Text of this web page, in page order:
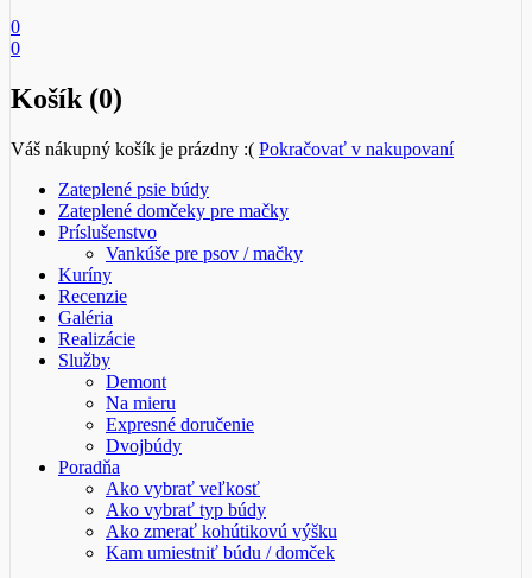
0
0
Košík (0)
Váš nákupný košík je prázdny :( Pokračovať v nakupovaní
Zateplené psie búdy
Zateplené domčeky pre mačky
Príslušenstvo
Vankúše pre psov / mačky
Kuríny
Recenzie
Galéria
Realizácie
Služby
Demont
Na mieru
Expresné doručenie
Dvojbúdy
Poradňa
Ako vybrať veľkosť
Ako vybrať typ búdy
Ako zmerať kohútikovú výšku
Kam umiestniť búdu / domček